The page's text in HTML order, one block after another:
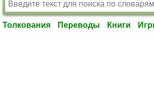
Толкования Переводы Книги